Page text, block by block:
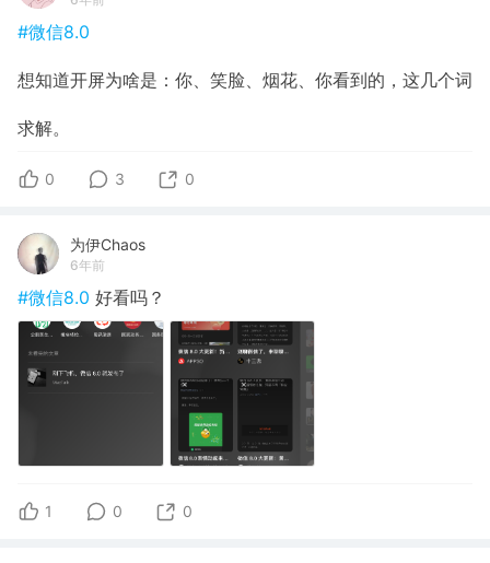
#微信8.0
想知道开屏为啥是：你、笑脸、烟花、你看到的，这几个词
求解。
0 3 0
为伊Chaos
6年前
#微信8.0 好看吗？
1 0 0